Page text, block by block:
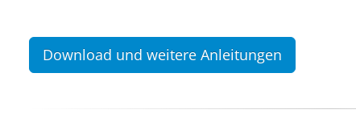
Download und weitere Anleitungen